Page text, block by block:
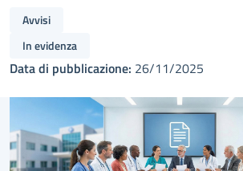
Avvisi
In evidenza
Data di pubblicazione: 26/11/2025